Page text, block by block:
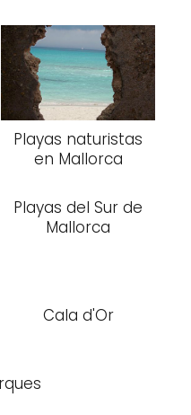
Playas naturistas
en Mallorca
Playas del Sur de
Mallorca
Cala d'Or